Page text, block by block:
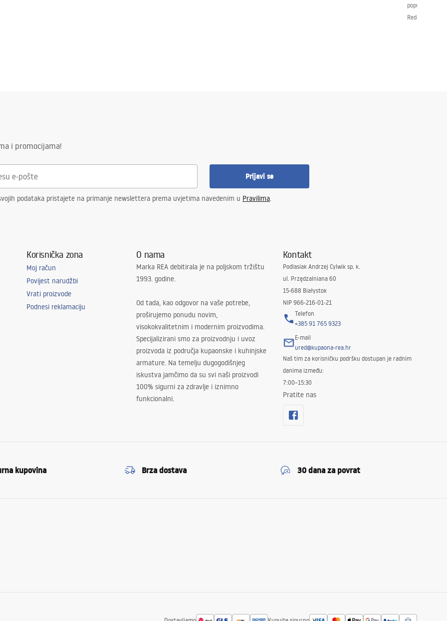
popusta:
Redovna cijena
i promocijama!
Prijavi se
podataka pristajete na primanje newslettera prema uvjetima navedenim u Pravilima.
Korisnička zona
Moj račun
Povijest narudžbi
Vrati proizvode
Podnesi reklamaciju
O nama
Marka REA debitirala je na poljskom tržištu
1993. godine.
Od tada, kao odgovor na vaše potrebe,
proširujemo ponudu novim,
visokokvalitetnim i modernim proizvodima.
Specijalizirani smo za proizvodnju i uvoz
proizvoda iz područja kupaonske i kuhinjske
armature. Na temelju dugogodišnjeg
iskustva jamčimo da su svi naši proizvodi
100% sigurni za zdravlje i iznimno
funkcionalni.
Kontakt
Podlasiak Andrzej Cylwik sp. k.
ul. Przędzalniana 60
15-688 Białystok
NIP 966-216-01-21
Telefon
+385 91 765 9323
E-mail
ured@kupaona-rea.hr
Naš tim za korisničku podršku dostupan je radnim
danima između:
7:00–15:30
Pratite nas
kupovina Brza dostava 30 dana za povrat